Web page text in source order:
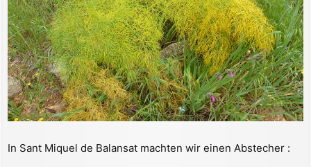
In Sant Miquel de Balansat machten wir einen Abstecher :